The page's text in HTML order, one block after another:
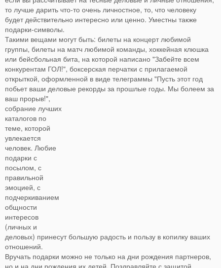
то лучше дарить что-то очень личностное, то, что человеку
будет действительно интересно или ценно. Уместны также
подарки-символы.
Такими вещами могут быть: билеты на концерт любимой
группы, билеты на матч любимой команды, хоккейная клюшка
или бейсбольная бита, на которой написано "Забейте всем
конкурентам ГОЛ!", боксерская перчатки с прилагаемой
открыткой, оформленной в виде телеграммы "Пусть этот год
побьет ваши деловые рекорды за прошлые годы. Мы болеем за
ваш прорыв!",
собрание лучших
каталогов по
теме, которой
увлекается
человек. Любие
подарки с
посылом, с
правильной
эмоцией, с
подчеркиванием
общности
интересов
(личных и
деловых) принесут большую радость и пользу в копилку ваших
отношений.
Вручать подарки можно не только на дни рождения партнеров,